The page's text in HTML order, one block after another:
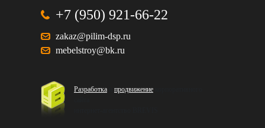
+7 (950) 921-66-22
zakaz@pilim-dsp.ru
mebelstroy@bk.ru
Разработка продвижение